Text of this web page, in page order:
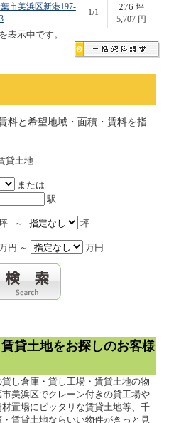
市美浜区新港197-
1/1
276 坪
5,707 円
表示中です。
料と希望地域・面積・賃料を指
貸土地
または
駅
～ 坪
円 ～ 万円
貸土地をお探しのお客様
し倉庫・貸し工場・賃貸土地の物
美浜区でクレーン付きの貸工場や
置場にピッタリな賃貸土地等、千
賃貸土地ならいい物件がきっと見